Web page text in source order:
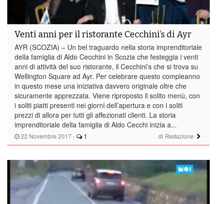
22 Novembre 2017 - 1 di Redazione
Venti anni per il ristorante Cecchini’s di Ayr
AYR (SCOZIA) – Un bel traguardo nella storia imprenditoriale
della famiglia di Aldo Cecchini in Scozia che festeggia i venti
anni di attività del suo ristorante, il Cecchini’s che si trova su
Wellington Square ad Ayr. Per celebrare questo compleanno
in questo mese una iniziativa davvero originale oltre che
sicuramente apprezzata. Viene riproposto il solito menù, con
i soliti piatti presenti nei giorni dell’apertura e con i soliti
prezzi di allora per tutti gli affezionati clienti. La storia
imprenditoriale della famiglia di Aldo Cecchi inizia a...